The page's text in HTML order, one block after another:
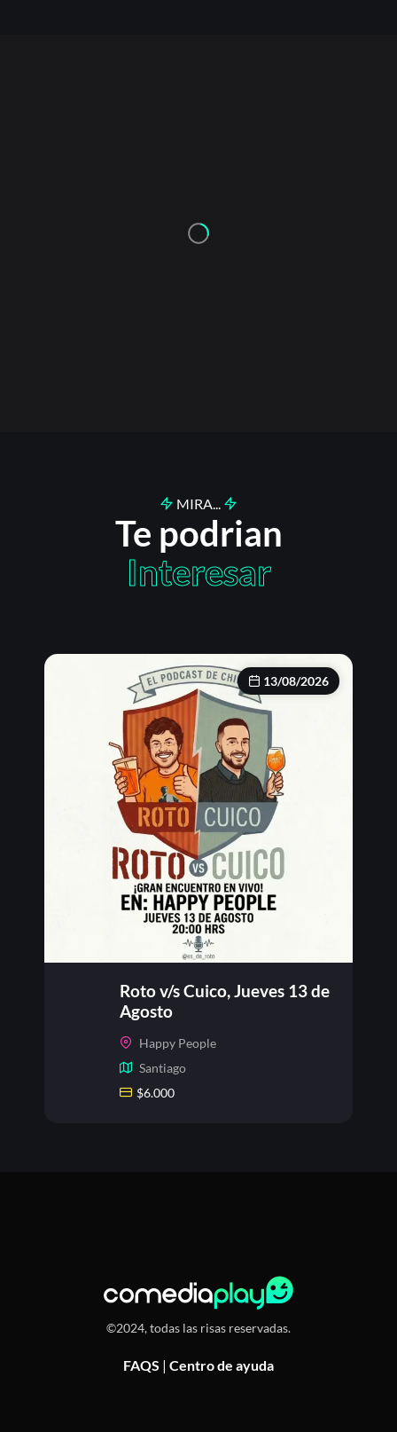
MIRA...
Te podrian
Interesar
13/08/2026
Roto v/s Cuico, Jueves 13 de
Agosto
Happy People
Santiago
$6.000
©2024, todas las risas reservadas.
FAQS | Centro de ayuda